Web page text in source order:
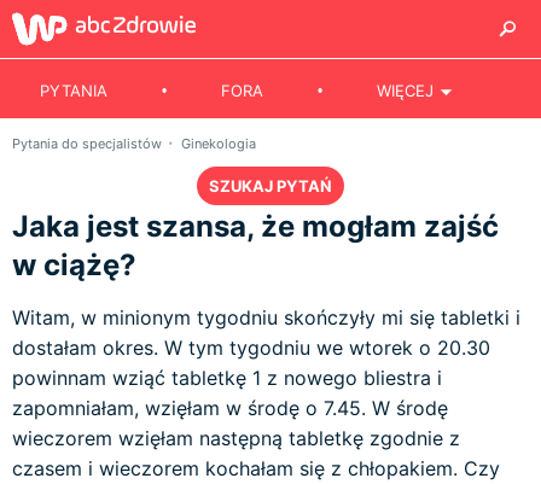
PYTANIA FORA WIĘCEJ
Pytania do specjalistów Ginekologia
SZUKAJ PYTAŃ
Jaka jest szansa, że mogłam zajść
w ciążę?
Witam, w minionym tygodniu skończyły mi się tabletki i
dostałam okres. W tym tygodniu we wtorek o 20.30
powinnam wziąć tabletkę 1 z nowego bliestra i
zapomniałam, wzięłam w środę o 7.45. W środę
wieczorem wzięłam następną tabletkę zgodnie z
czasem i wieczorem kochałam się z chłopakiem. Czy